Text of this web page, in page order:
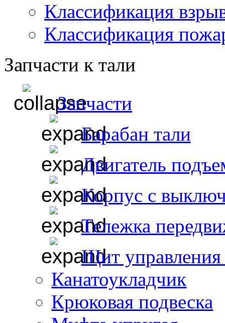
Классификация
Классификация
Запчасти к тали
Запчасти
Барабан тали
Двигатель
Корпус с
Тележка
Щит управления
Канатоукладчик
Крюковая подвеска